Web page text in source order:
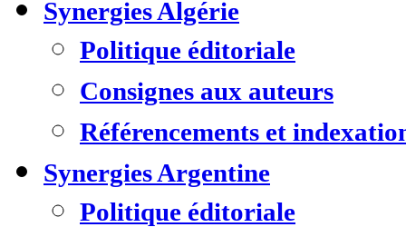
Synergies Algérie
Politique éditoriale
Consignes aux auteurs
Référencements et
Synergies Argentine
Politique éditoriale